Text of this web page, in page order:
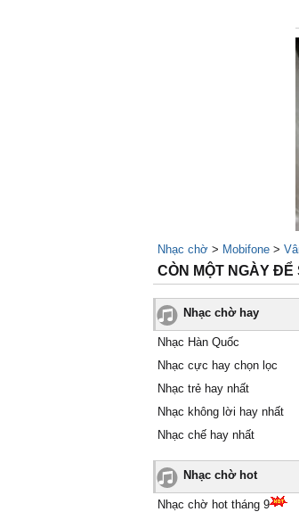
Nhạc chờ > Mobifone >
CÒN MỘT NGÀY ĐỂ
Nhạc chờ hay
Nhạc Hàn Quốc
Nhạc cực hay chọn lọc
Nhạc trẻ hay nhất
Nhạc không lời hay nhất
Nhạc chế hay nhất
Nhạc chờ hot
Nhạc chờ hot tháng 9